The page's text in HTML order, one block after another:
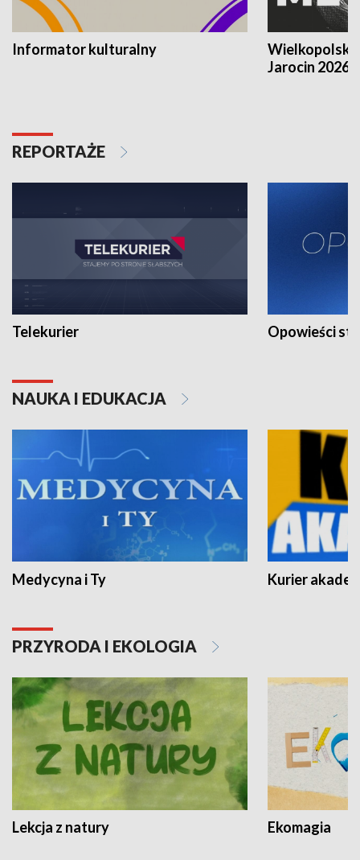
Informator kulturalny
Jarocin 2026
REPORTAŻE
Telekurier Opowieści
NAUKA I EDUKACJA
Medycyna i Ty Kurier
PRZYRODA I EKOLOGIA
Lekcja z natury Ekomagia